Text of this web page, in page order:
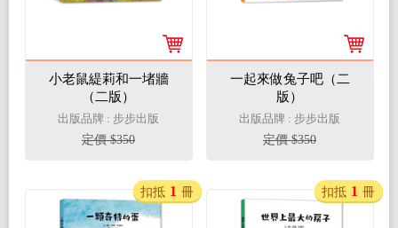
小老鼠緹莉和一堵牆
（二版）
出版品牌 : 步步出版
定價 $350
一起來做兔子吧（二
版）
出版品牌 : 步步出版
定價 $350
扣抵 1 冊 扣抵 1 冊